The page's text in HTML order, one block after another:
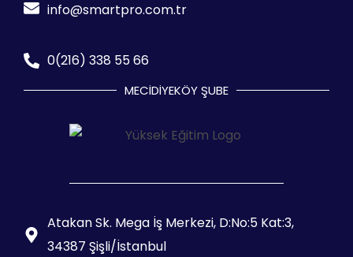
info@smartpro.com.tr
0(216) 338 55 66
MECİDİYEKÖY ŞUBE
Atakan Sk. Mega İş Merkezi, D:No:5 Kat:3,
34387 Şişli/İstanbul